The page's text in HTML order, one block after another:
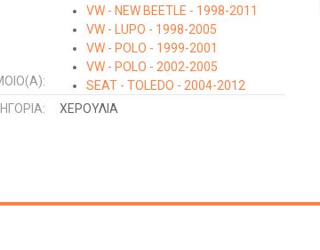
VW - NEW BEETLE - 1998-2011
VW - LUPO - 1998-2005
VW - POLO - 1999-2001
VW - POLO - 2002-2005
SEAT - TOLEDO - 2004-2012
SKODA - OCTAVIA 5 - 2004-2008
ΧΕΡΟΥΛΙΑ